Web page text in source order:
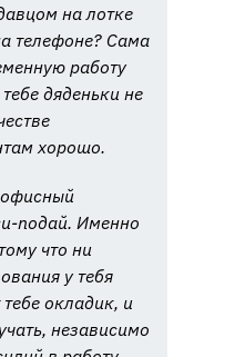
на лотке
телефоне? Сама
работу
дяденьки не
хорошо.
подай. Именно
что ни
у тебя
окладик, и
независимо